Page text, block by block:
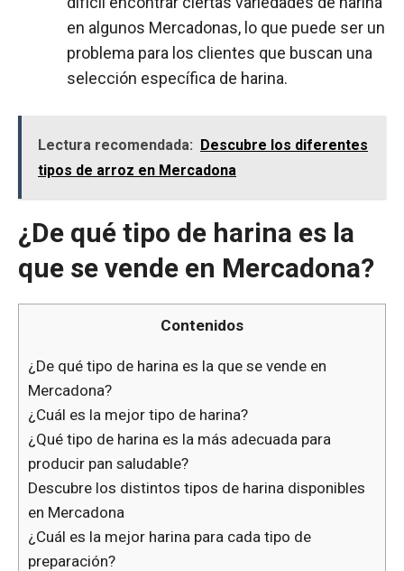
en algunos Mercadonas, lo que puede ser un
problema para los clientes que buscan una
selección específica de harina.
Lectura recomendada:
Descubre los diferentes
tipos de arroz en Mercadona
¿De qué tipo de harina es la
que se vende en Mercadona?
Contenidos
¿De qué tipo de harina es la que se vende en
Mercadona?
¿Cuál es la mejor tipo de harina?
¿Qué tipo de harina es la más adecuada para
producir pan saludable?
Descubre los distintos tipos de harina disponibles
en Mercadona
¿Cuál es la mejor harina para cada tipo de
preparación?